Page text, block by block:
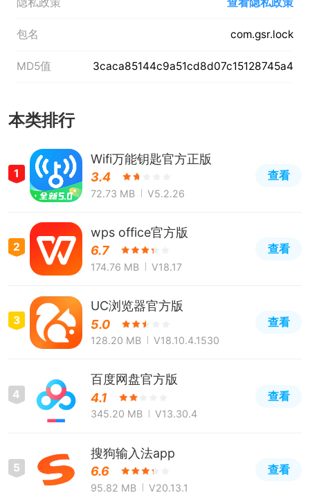
隐私政策 查看隐私政策
包名 com.gsr.lock
MD5值 3caca85144c9a51cd8d07c15128745a4
本类排行
1
Wifi万能钥匙官方正版
3.4
72.73 MB V5.2.26
查看
2
wps office官方版
6.7
174.76 MB V18.17
查看
3
UC浏览器官方版
5.0
128.20 MB V18.10.4.1530
查看
4
百度网盘官方版
4.1
345.20 MB V13.30.4
查看
5
搜狗输入法app
6.6
95.82 MB V20.13.1
查看